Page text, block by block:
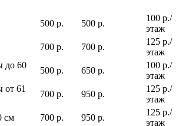
500 р. 500 р.
100 р./
этаж
700 р. 700 р.
125 р./
этаж
до 60
500 р. 650 р.
100 р./
этаж
от 61
700 р. 950 р.
125 р./
этаж
см
700 р. 950 р.
125 р./
этаж